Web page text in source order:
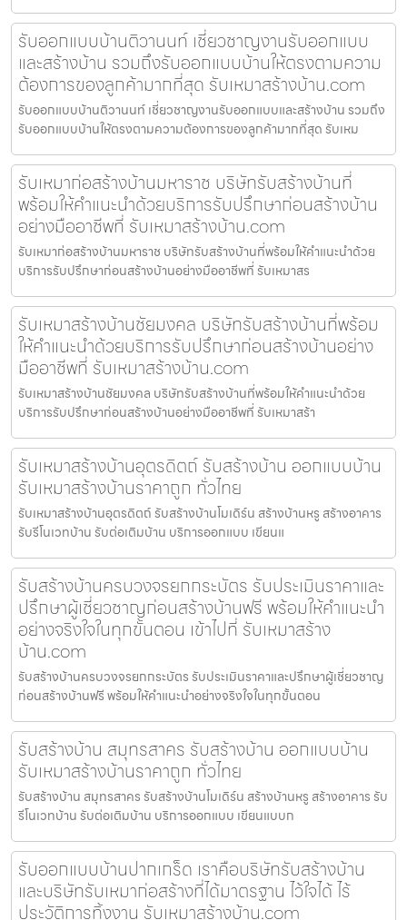
รับออกแบบบ้านติวานนท์ เชี่ยวชาญงานรับออกแบบ
และสร้างบ้าน รวมถึงรับออกแบบบ้านให้ตรงตามความ
ต้องการของลูกค้ามากที่สุด รับเหมาสร้างบ้าน.com
รับออกแบบบ้านติวานนท์ เชี่ยวชาญงานรับออกแบบและสร้างบ้าน รวมถึง
รับออกแบบบ้านให้ตรงตามความต้องการของลูกค้ามากที่สุด รับเหม
รับเหมาก่อสร้างบ้านมหาราช บริษัทรับสร้างบ้านที่
พร้อมให้คำแนะนำด้วยบริการรับปรึกษาก่อนสร้างบ้าน
อย่างมืออาชีพที่ รับเหมาสร้างบ้าน.com
รับเหมาก่อสร้างบ้านมหาราช บริษัทรับสร้างบ้านที่พร้อมให้คำแนะนำด้วย
บริการรับปรึกษาก่อนสร้างบ้านอย่างมืออาชีพที่ รับเหมาสร
รับเหมาสร้างบ้านชัยมงคล บริษัทรับสร้างบ้านที่พร้อม
ให้คำแนะนำด้วยบริการรับปรึกษาก่อนสร้างบ้านอย่าง
มืออาชีพที่ รับเหมาสร้างบ้าน.com
รับเหมาสร้างบ้านชัยมงคล บริษัทรับสร้างบ้านที่พร้อมให้คำแนะนำด้วย
บริการรับปรึกษาก่อนสร้างบ้านอย่างมืออาชีพที่ รับเหมาสร้า
รับเหมาสร้างบ้านอุตรดิตถ์ รับสร้างบ้าน ออกแบบบ้าน
รับเหมาสร้างบ้านราคาถูก ทั่วไทย
รับเหมาสร้างบ้านอุตรดิตถ์ รับสร้างบ้านโมเดิร์น สร้างบ้านหรู สร้างอาคาร
รับรีโนเวทบ้าน รับต่อเติมบ้าน บริการออกแบบ เขียนแ
รับสร้างบ้านครบวงจรยกกระบัตร รับประเมินราคาและ
ปรึกษาผู้เชี่ยวชาญก่อนสร้างบ้านฟรี พร้อมให้คำแนะนำ
อย่างจริงใจในทุกขั้นตอน เข้าไปที่ รับเหมาสร้าง
บ้าน.com
รับสร้างบ้านครบวงจรยกกระบัตร รับประเมินราคาและปรึกษาผู้เชี่ยวชาญ
ก่อนสร้างบ้านฟรี พร้อมให้คำแนะนำอย่างจริงใจในทุกขั้นตอน
รับสร้างบ้าน สมุทรสาคร รับสร้างบ้าน ออกแบบบ้าน
รับเหมาสร้างบ้านราคาถูก ทั่วไทย
รับสร้างบ้าน สมุทรสาคร รับสร้างบ้านโมเดิร์น สร้างบ้านหรู สร้างอาคาร รับ
รีโนเวทบ้าน รับต่อเติมบ้าน บริการออกแบบ เขียนแบบก
รับออกแบบบ้านปากเกร็ด เราคือบริษัทรับสร้างบ้าน
และบริษัทรับเหมาก่อสร้างที่ได้มาตรฐาน ไว้ใจได้ ไร้
ประวัติการทิ้งงาน รับเหมาสร้างบ้าน.com